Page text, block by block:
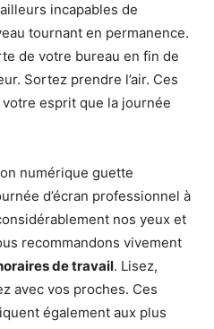
incapables de
tournant en permanence.
de votre bureau en fin de
Sortez prendre l’air. Ces
esprit que la journée
numérique guette
d’écran professionnel à
nos yeux et
recommandons vivement
de travail. Lisez,
avec vos proches. Ces
également aux plus